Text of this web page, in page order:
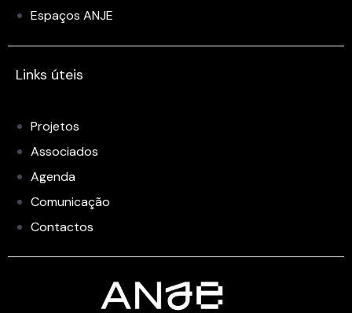
Espaços ANJE
Links úteis
Projetos
Associados
Agenda
Comunicação
Contactos